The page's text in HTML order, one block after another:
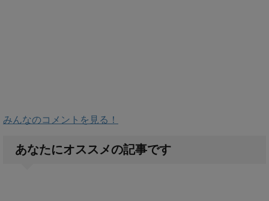
みんなのコメントを見る！
あなたにオススメの記事です